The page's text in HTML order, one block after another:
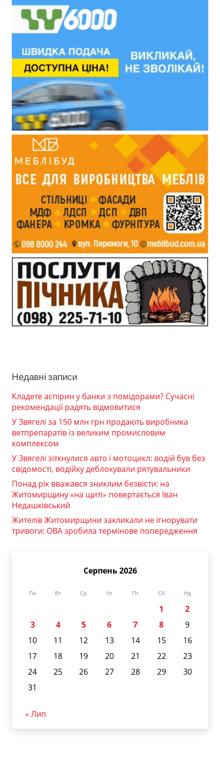
Недавні записи
Кладете аспірин у банки з помідорами? Сучасні
рекомендації радять відмовитися
У Звягелі за 150 млн грн продають виробника
ветпрепаратів із великим промисловим
комплексом
У Звягелі зіткнулися авто і мотоцикл: водій був без
свідомості, водійку деблокували рятувальники
Понад рік вважався зниклим безвісти: на
Житомирщину «на щиті» повертається Іван
Недашківський
Жителів Житомирщини закликали не ігнорувати
тривоги: ОВА зробила термінове попередження
Серпень 2026
Пн Вт Ср Чт Пт Сб Нд
1
2
3
4 5 6 7 8
9
10
11 12 13 14 15
16
17
18 19 20 21 22
23
24
25 26 27 28 29
30
31
« Лип